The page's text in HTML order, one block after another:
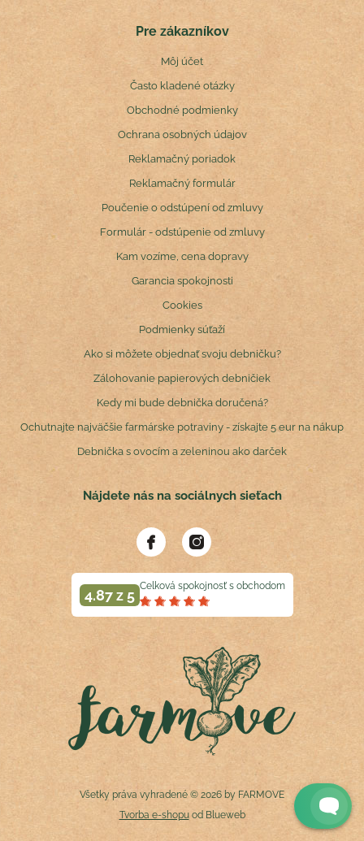
Pre zákazníkov
Môj účet
Často kladené otázky
Obchodné podmienky
Ochrana osobných údajov
Reklamačný poriadok
Reklamačný formulár
Poučenie o odstúpení od zmluvy
Formulár - odstúpenie od zmluvy
Kam vozíme, cena dopravy
Garancia spokojnosti
Cookies
Podmienky súťaží
Ako si môžete objednať svoju debničku?
Zálohovanie papierových debničiek
Kedy mi bude debnička doručená?
Ochutnajte najväčšie farmárske potraviny - získajte 5 eur na nákup
Debnička s ovocím a zeleninou ako darček
Nájdete nás na sociálnych sieťach
4.87 z 5
Celková spokojnosť s obchodom
Všetky práva vyhradené © 2026 by FARMOVE
Tvorba e-shopuod Blueweb